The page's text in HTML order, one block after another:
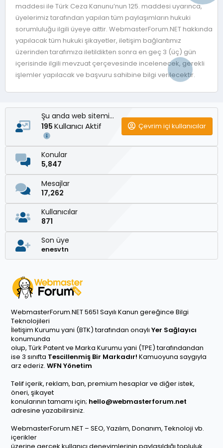
maddesi ile Türk Ceza Kanunu’nun 125. maddesi uyarınca,
üyelerimiz tarafından yapılan tüm paylaşımların hukuki
sorumluluğu ilgili üyeye aittir. WebmasterForum.NET hakkında
yapılacak tüm hukuki şikayetler, iletişim bağlantımız
üzerinden tarafımıza iletildikten sonra en geç 3 (üç) gün
içerisinde ilgili mevzuat çerçevesinde incelenecek, gerekli
işlemler yapılacak ve başvuru sahibine bilgi verilecektir.
Şu anda web sitemizde
195 Kullanıcı Aktif Çevrim içi kullanıcılar
Konular
5,847
Mesajlar
17,262
Kullanıcılar
871
Son üye
enesvtn
WebmasterForum.NET 5651 Sayılı Kanun gereğince Bilgi
Teknolojileri
İletişim Kurumu yani (BTK) tarafından onaylı Yer Sağlayıcı
konumunda
olup, Türk Patent ve Marka Kurumu yani (TPE) tarafındandan
ise 3 sınıfta Tescillenmiş Bir Markadır! Kamuoyuna saygıyla
arz ederiz. WFN Yönetim
Telif içerik, reklam, ban, premium hesaplar ve diğer istek,
öneri, şikayet
konularının tamamı için; hello@webmasterforum.net
adresine yazabilirsiniz.
WebmasterForum.NET – SEO, Yazılım, Donanım, Teknoloji vb.
içerikler